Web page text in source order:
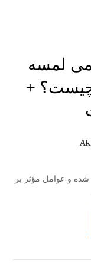
لمسه
چیست؟ +
و عوامل مؤثر بر